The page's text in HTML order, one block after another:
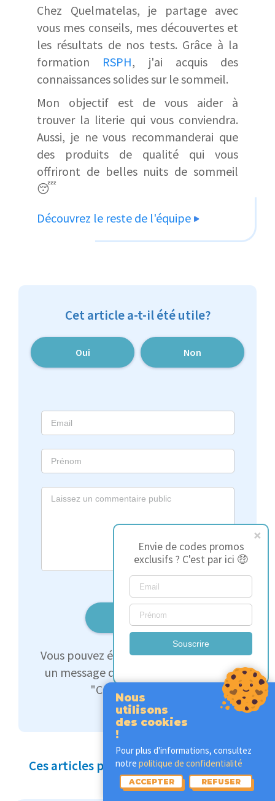
Chez Quelmatelas, je partage avec
vous mes conseils, mes découvertes et
les résultats de nos tests. Grâce à la
formation RSPH, j'ai acquis des
connaissances solides sur le sommeil.
Mon objectif est de vous aider à
trouver la literie qui vous conviendra.
Aussi, je ne vous recommanderai que
des produits de qualité qui vous
offriront de belles nuits de sommeil
😴
Découvrez le reste de l'équipe
Cet article a-t-il été utile?
Oui Non
Soumettre
Vous pouvez également nous envoyer
un message directement via la page
"Contactez-nous".
Envie de codes promos
exclusifs ? C'est par ici 🤑
Souscrire
Ces articles pourraient vous intéresser
Nous
utilisons
des cookies
!
Pour plus d'informations, consultez
notre politique de confidentialité
ACCEPTER REFUSER